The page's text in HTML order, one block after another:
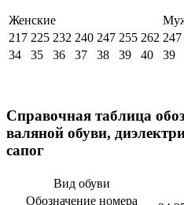
Женские
217 225 232 240 247 255 262 247
34
35 36 37 38 39 40 39
Справочная таблица
валяной обуви,
сапог
Вид обуви
Обозначение номера